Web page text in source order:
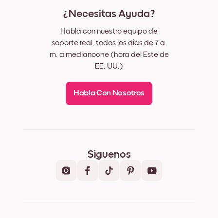
¿Necesitas Ayuda?
Habla con nuestro equipo de
soporte real, todos los días de 7 a.
m. a medianoche (hora del Este de
EE. UU.)
Habla Con Nosotros
Síguenos